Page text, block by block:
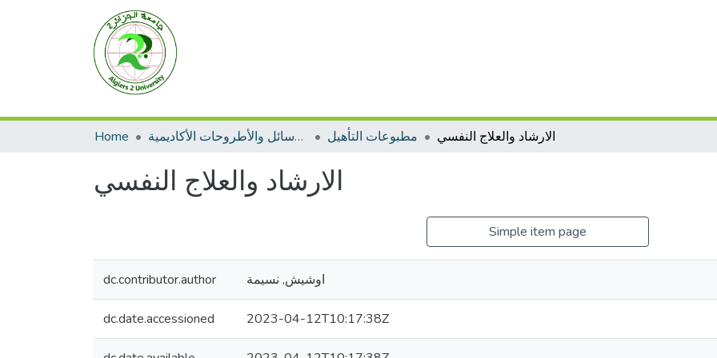
Home الرسائل والأطروحات الأكاديمية مطبوعات التأهيل الارشاد والعلاج النفسي
الارشاد والعلاج النفسي
Simple item page
dc.contributor.author اوشيش, نسيمة
dc.date.accessioned 2023-04-12T10:17:38Z